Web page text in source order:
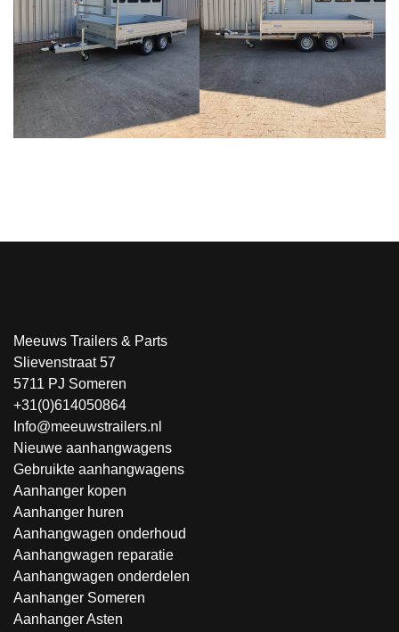
Meeuws Trailers & Parts
Slievenstraat 57
5711 PJ Someren
+31(0)614050864
Info@meeuwstrailers.nl
Nieuwe aanhangwagens
Gebruikte aanhangwagens
Aanhanger kopen
Aanhanger huren
Aanhangwagen onderhoud
Aanhangwagen reparatie
Aanhangwagen onderdelen
Aanhanger Someren
Aanhanger Asten